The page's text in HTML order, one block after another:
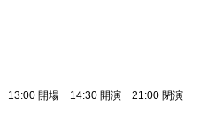
13:00 開場 14:30 開演 21:00 閉演